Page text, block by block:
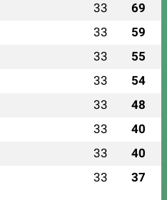
33 69
33 59
33 55
33 54
33 48
33 40
33 40
33 37